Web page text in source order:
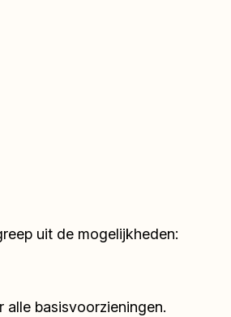
uit de mogelijkheden:
basisvoorzieningen.